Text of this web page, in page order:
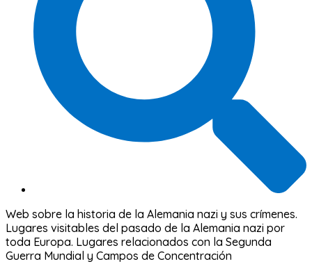
Web sobre la historia de la Alemania nazi y sus crímenes.
Lugares visitables del pasado de la Alemania nazi por
toda Europa. Lugares relacionados con la Segunda
Guerra Mundial y Campos de Concentración